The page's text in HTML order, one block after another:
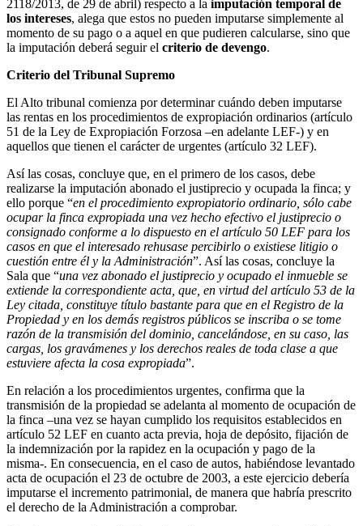
2118/2013, de 29 de abril) respecto a la imputación temporal de
los intereses, alega que estos no pueden imputarse simplemente al
momento de su pago o a aquel en que pudieren calcularse, sino que
la imputación deberá seguir el criterio de devengo.
Criterio del Tribunal Supremo
El Alto tribunal comienza por determinar cuándo deben imputarse
las rentas en los procedimientos de expropiación ordinarios (artículo
51 de la Ley de Expropiación Forzosa –en adelante LEF-) y en
aquellos que tienen el carácter de urgentes (artículo 32 LEF).
Así las cosas, concluye que, en el primero de los casos, debe
realizarse la imputación abonado el justiprecio y ocupada la finca; y
ello porque “en el procedimiento expropiatorio ordinario, sólo cabe
ocupar la finca expropiada una vez hecho efectivo el justiprecio o
consignado conforme a lo dispuesto en el artículo 50 LEF para los
casos en que el interesado rehusase percibirlo o existiese litigio o
cuestión entre él y la Administración”. Así las cosas, concluye la
Sala que “una vez abonado el justiprecio y ocupado el inmueble se
extiende la correspondiente acta, que, en virtud del artículo 53 de la
Ley citada, constituye título bastante para que en el Registro de la
Propiedad y en los demás registros públicos se inscriba o se tome
razón de la transmisión del dominio, cancelándose, en su caso, las
cargas, los gravámenes y los derechos reales de toda clase a que
estuviere afecta la cosa expropiada”.
En relación a los procedimientos urgentes, confirma que la
transmisión de la propiedad se adelanta al momento de ocupación de
la finca –una vez se hayan cumplido los requisitos establecidos en
artículo 52 LEF en cuanto acta previa, hoja de depósito, fijación de
la indemnización por la rapidez en la ocupación y pago de la
misma-. En consecuencia, en el caso de autos, habiéndose levantado
acta de ocupación el 23 de octubre de 2003, a este ejercicio debería
imputarse el incremento patrimonial, de manera que habría prescrito
el derecho de la Administración a comprobar.